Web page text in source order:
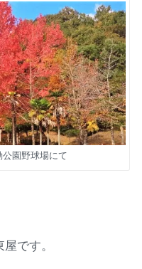
園野球場にて
です。